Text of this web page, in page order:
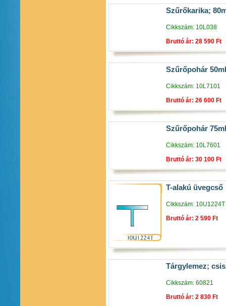
Szűrőkarika;
Cikkszám: 10L038
Bruttó ár: 28 590 Ft
Szűrőpohár
Cikkszám: 10L7101
Bruttó ár: 26 600 Ft
Szűrőpohár
Cikkszám: 10L7601
Bruttó ár: 30 100 Ft
T-alakú üvegcső
Cikkszám: 10U1224T
Bruttó ár: 2 590 Ft
Tárgylemez;
Cikkszám: 60821
Bruttó ár: 2 830 Ft